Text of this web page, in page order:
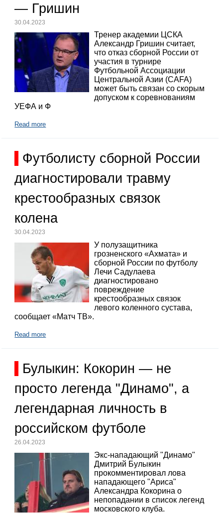
— Гришин
30.04.2023
Тренер академии ЦСКА
Александр Гришин считает,
что отказ сборной России от
участия в турнире
Футбольной Ассоциации
Центральной Азии (CAFA)
может быть связан со скорым
допуском к соревнованиям
УЕФА и Ф
Read more
Футболисту сборной России
диагностировали травму
крестообразных связок
колена
30.04.2023
У полузащитника
грозненского «Ахмата» и
сборной России по футболу
Лечи Садулаева
диагностировано
повреждение
крестообразных связок
левого коленного сустава,
сообщает «Матч ТВ».
Read more
Булыкин: Кокорин — не
просто легенда "Динамо", а
легендарная личность в
российском футболе
26.04.2023
Экс-нападающий "Динамо"
Дмитрий Булыкин
прокомментировал лова
нападающего "Ариса"
Александра Кокорина о
непопадании в список легенд
московского клуба.